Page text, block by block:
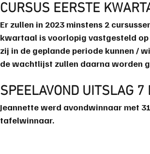
CURSUS EERSTE
Er zullen in 2023 minstens 2
kwartaal is voorlopig vastgesteld
zij in de geplande periode kunnen /
de wachtlijst zullen daarna worden
SPEELAVOND UITSLAG 7
Jeannette werd avondwinnaar met
tafelwinnaar.